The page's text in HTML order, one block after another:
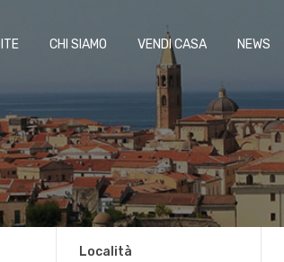
CHI SIAMO VENDI CASA NEWS
Località